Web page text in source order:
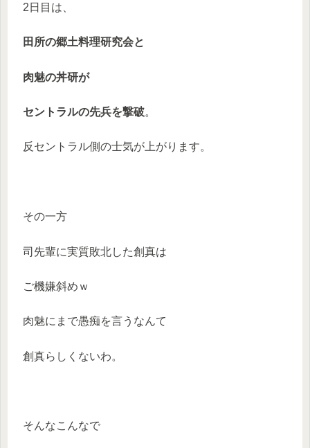
2日目は、
田所の郷土料理研究会と
肉魅の丼研が
セントラルの先兵を撃破。
反セントラル側の士気が上がります。
その一方
司先輩に実質敗北した創真は
ご機嫌斜めｗ
肉魅にまで愚痴を言うなんて
創真らしくないわ。
そんなこんなで